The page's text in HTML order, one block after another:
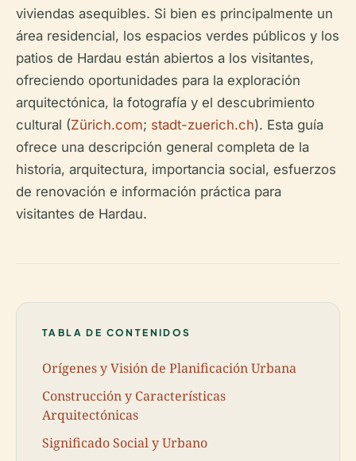
viviendas asequibles. Si bien es principalmente un
área residencial, los espacios verdes públicos y los
patios de Hardau están abiertos a los visitantes,
ofreciendo oportunidades para la exploración
arquitectónica, la fotografía y el descubrimiento
cultural (Zürich.com; stadt-zuerich.ch). Esta guía
ofrece una descripción general completa de la
historia, arquitectura, importancia social, esfuerzos
de renovación e información práctica para
visitantes de Hardau.
TABLA DE CONTENIDOS
Orígenes y Visión de Planificación Urbana
Construcción y Características
Arquitectónicas
Significado Social y Urbano